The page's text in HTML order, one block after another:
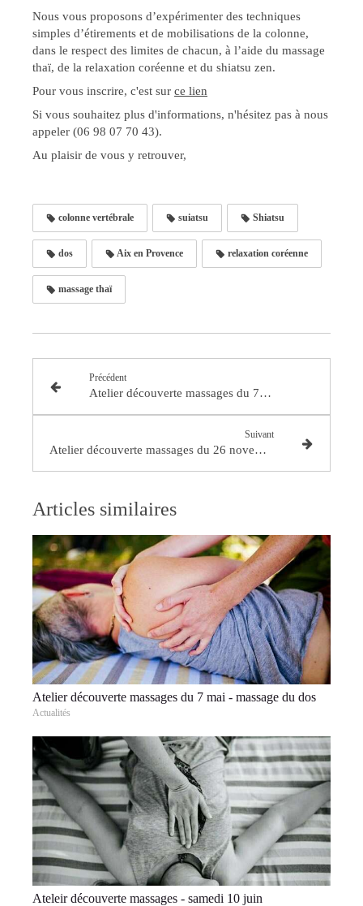
Nous vous proposons d’expérimenter des techniques
simples d’étirements et de mobilisations de la colonne,
dans le respect des limites de chacun, à l’aide du massage
thaï, de la relaxation coréenne et du shiatsu zen.
Pour vous inscrire, c'est sur ce lien
Si vous souhaitez plus d'informations, n'hésitez pas à nous
appeler (06 98 07 70 43).
Au plaisir de vous y retrouver,
colonne vertébrale suiatsu Shiatsu
dos Aix en Provence relaxation coréenne
massage thaï
Précédent
Atelier découverte massages du 7 mai - massage du dos
Suivant
Atelier découverte massages du 26 novembre
Articles similaires
Atelier découverte massages du 7 mai - massage du dos
Actualités
Ateleir découverte massages - samedi 10 juin